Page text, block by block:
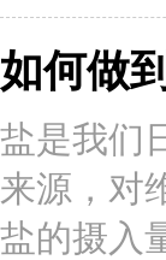
如何做
盐是我们
来源，对
盐的摄入